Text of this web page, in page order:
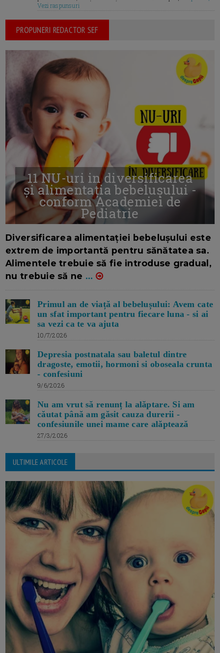
Vezi raspunsuri
PROPUNERI REDACTOR SEF
11 NU-uri in diversificarea
și alimentația bebelușului -
conform Academiei de
Pediatrie
Diversificarea alimentației bebelușului este
extrem de importantă pentru sănătatea sa.
Alimentele trebuie să fie introduse gradual,
nu trebuie să ne ...
Primul an de viață al bebelușului: Avem cate
un sfat important pentru fiecare luna - si ai
sa vezi ca te va ajuta
10/7/2026
Depresia postnatala sau baletul dintre
dragoste, emotii, hormoni si oboseala crunta
- confesiuni
9/6/2026
Nu am vrut să renunț la alăptare. Si am
căutat până am găsit cauza durerii -
confesiunile unei mame care alăptează
27/3/2026
ULTIMILE ARTICOLE